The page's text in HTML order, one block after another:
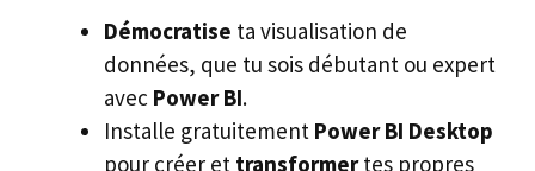
Démocratise ta visualisation de
données, que tu sois débutant ou expert
avec Power BI.
Installe gratuitement Power BI Desktop
pour créer et transformertes propres